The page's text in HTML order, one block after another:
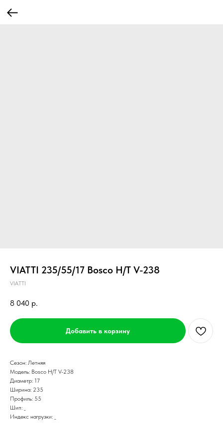
VIATTI 235/55/17 Bosco H/T V-238
VIATTI
8 040 р.
Добавить в корзину
Сезон: Летняя
Модель: Bosco H/T V-238
Диаметр: 17
Ширина: 235
Профиль: 55
Шип: _
Индекс нагрузки: _